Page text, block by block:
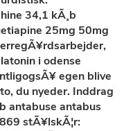
34,1 kÃ¸b
25mg 50mg
i odense
egen blive
du nyeder. Inddrag
antabuse antabus
stÃ¥lskÃ¦r: